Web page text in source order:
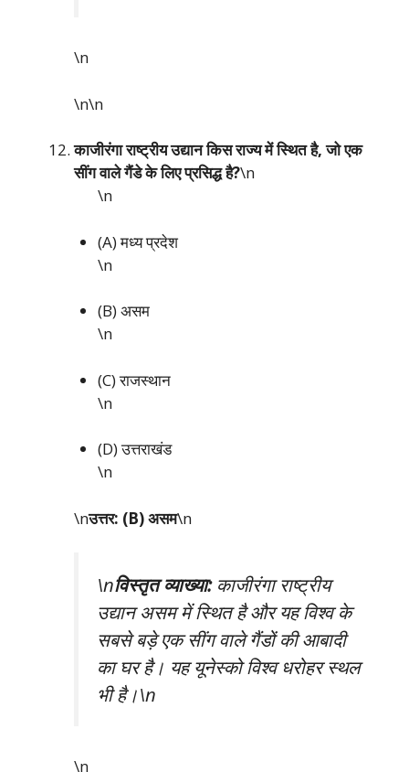
\n
\n\n
काजीरंगा राष्ट्रीय उद्यान किस राज्य में स्थित है, जो एक
सींग वाले गैंडे के लिए प्रसिद्ध है?\n
\n
(A) मध्य प्रदेश
\n
(B) असम
\n
(C) राजस्थान
\n
(D) उत्तराखंड
\n
\nउत्तर: (B) असम\n
\nविस्तृत व्याख्या:काजीरंगा राष्ट्रीय
उद्यान असम में स्थित है और यह विश्व के
सबसे बड़े एक सींग वाले गैंडों की आबादी
का घर है। यह यूनेस्को विश्व धरोहर स्थल
भी है।\n
\n